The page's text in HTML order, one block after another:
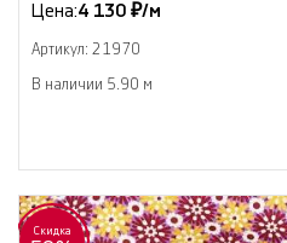
Цена:4 130 ₽/м
Артикул: 21970
В наличии 5.90 м
Скидка